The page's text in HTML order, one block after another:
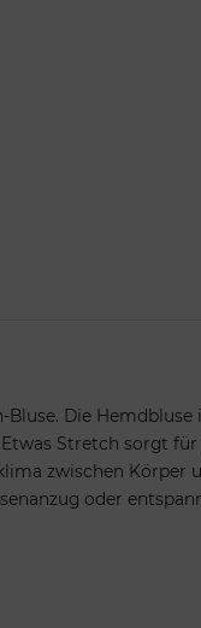
Die
Stretch sorgt
zwischen
oder